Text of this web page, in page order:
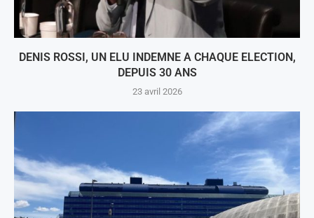
DENIS ROSSI, UN ELU INDEMNE A CHAQUE ELECTION,
DEPUIS 30 ANS
23 avril 2026